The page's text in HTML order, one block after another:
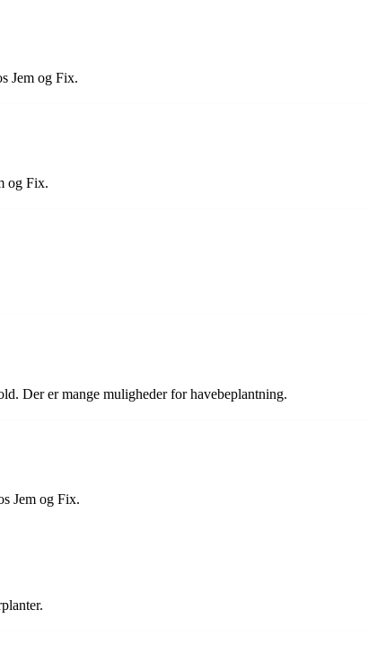
Jem og Fix.
og Fix.
Der er mange muligheder for havebeplantning.
Jem og Fix.